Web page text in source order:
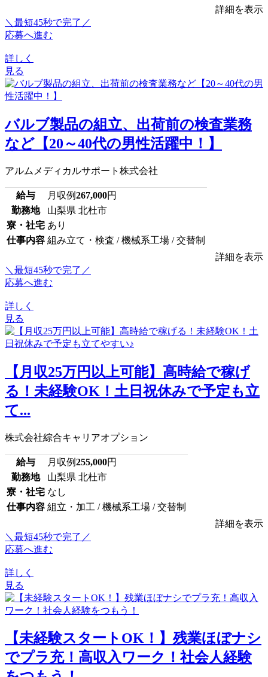
詳細を表示
＼最短45秒で完了／
応募へ進む
詳しく
見る
バルブ製品の組立、出荷前の検査業務
など【20～40代の男性活躍中！】
アルムメディカルサポート株式会社
給与 月収例267,000円
勤務地
山梨県 北杜市
寮・社宅 あり
仕事内容 組み立て・検査 / 機械系工場 / 交替制
詳細を表示
＼最短45秒で完了／
応募へ進む
詳しく
見る
【月収25万円以上可能】高時給で稼げ
る！未経験OK！土日祝休みで予定も立
て...
株式会社綜合キャリアオプション
給与 月収例255,000円
勤務地
山梨県 北杜市
寮・社宅 なし
仕事内容 組立・加工 / 機械系工場 / 交替制
詳細を表示
＼最短45秒で完了／
応募へ進む
詳しく
見る
【未経験スタートOK！】残業ほぼナシ
でプラ充！高収入ワーク！社会人経験